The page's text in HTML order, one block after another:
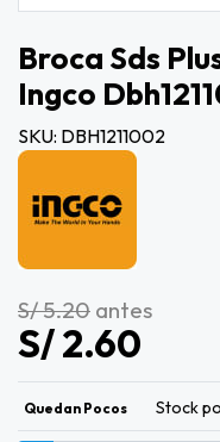
Broca Sds
Ingco
SKU: DBH1211002
S/ 5.20 antes
S/ 2.60
Quedan Pocos Stock